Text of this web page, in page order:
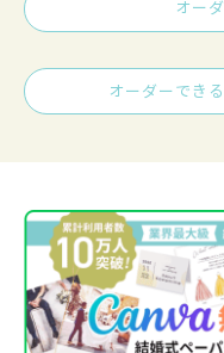
オー
オーダーでき